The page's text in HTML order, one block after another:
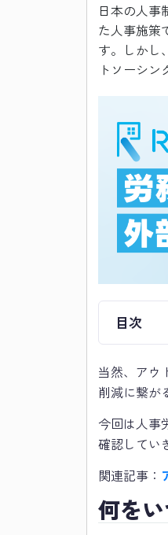
日本の人事
た人事施策
す。しかし
トソーシ
目次
当然、アウ
削減に繋が
今回は人事
確認してい
関連記事：
何を